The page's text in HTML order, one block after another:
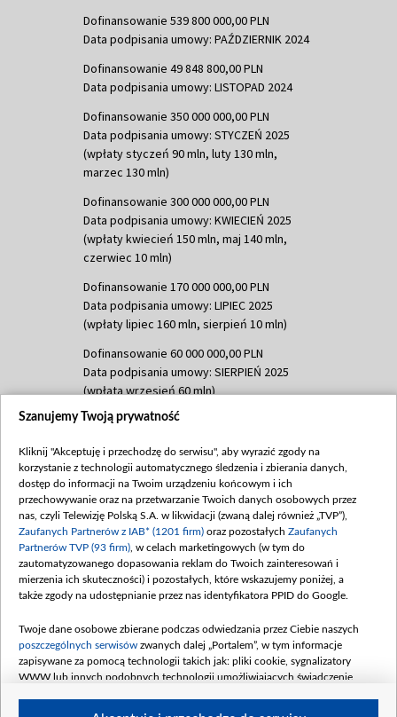
Dofinansowanie 539 800 000,00 PLN
Data podpisania umowy: PAŹDZIERNIK 2024
Dofinansowanie 49 848 800,00 PLN
Data podpisania umowy: LISTOPAD 2024
Dofinansowanie 350 000 000,00 PLN
Data podpisania umowy: STYCZEŃ 2025
(wpłaty styczeń 90 mln, luty 130 mln,
marzec 130 mln)
Dofinansowanie 300 000 000,00 PLN
Data podpisania umowy: KWIECIEŃ 2025
(wpłaty kwiecień 150 mln, maj 140 mln,
czerwiec 10 mln)
Dofinansowanie 170 000 000,00 PLN
Data podpisania umowy: LIPIEC 2025
(wpłaty lipiec 160 mln, sierpień 10 mln)
Dofinansowanie 60 000 000,00 PLN
Data podpisania umowy: SIERPIEŃ 2025
(wpłata wrzesień 60 mln)
Dofinansowanie 635 783 051,21 PLN
(wpłata wrzesień 100 mln, październik 350
mln, listopad 265 mln)
Dofinansowanie 48 862 000,00 PLN
Data podpisania umowy: GRUDZIEŃ 2025
(wpłata grudzień 60,548 mln)
Dofinansowanie 900 000 000,00 PLN
Data podpisania umowy: LUTY 2026 (wpłata
kwiecień 180 mln, 7 maja 180 mln, 8
czerwca 90 mln)
Dofinansowanie 250 000 000,00 PLN
4 sierpnia 250 mln
Szanujemy Twoją prywatność
Kliknij "Akceptuję i przechodzę do serwisu", aby wyrazić zgody na
korzystanie z technologii automatycznego śledzenia i zbierania danych,
dostęp do informacji na Twoim urządzeniu końcowym i ich
przechowywanie oraz na przetwarzanie Twoich danych osobowych przez
nas, czyli Telewizję Polską S.A. w likwidacji (zwaną dalej również „TVP”),
Zaufanych Partnerów z IAB* (1201 firm) oraz pozostałych Zaufanych
Partnerów TVP (93 firm) , w celach marketingowych (w tym do
zautomatyzowanego dopasowania reklam do Twoich zainteresowań i
mierzenia ich skuteczności) i pozostałych, które wskazujemy poniżej, a
także zgody na udostępnianie przez nas identyfikatora PPID do Google.
Twoje dane osobowe zbierane podczas odwiedzania przez Ciebie naszych
poszczególnych serwisów zwanych dalej „Portalem”, w tym informacje
zapisywane za pomocą technologii takich jak: pliki cookie, sygnalizatory
WWW lub innych podobnych technologii umożliwiających świadczenie